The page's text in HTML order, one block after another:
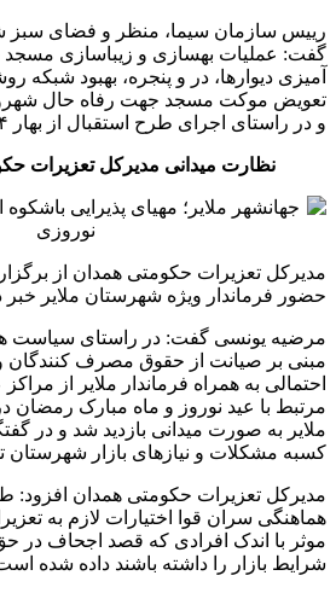
رییس سازمان سیما، منظر و فضای سبز
گفت: عملیات بهسازی و زیباسازی مسجد
آمیزی دیوارها، در و پنجره، بهبود شبکه
تعویض موکت مسجد جهت رفاه حال
و در راستای اجرای طرح استقبال از بهار ۱۴۰۴ به اتمام رسید.
نظارت میدانی مدیرکل تعزیرات
مدیرکل تعزیرات حکومتی همدان از
حضور فرماندار ویژه شهرستان ملایر خبر
مرضیه یونسی گفت: در راستای سیاست
مبنی بر صیانت از حقوق مصرف کنندگان و
احتمالی به همراه فرماندار ملایر از
مرتبط با عید نوروز و ماه مبارک رمضان
ملایر به صورت میدانی بازدید شد و در
کسبه مشکلات و نیازهای بازار
مدیرکل تعزیرات حکومتی همدان
هماهنگی سران قوا اختیارات لازم به
موثر با اندک افرادی که قصد اجحاف در
شرایط بازار را داشته باشند داده شده